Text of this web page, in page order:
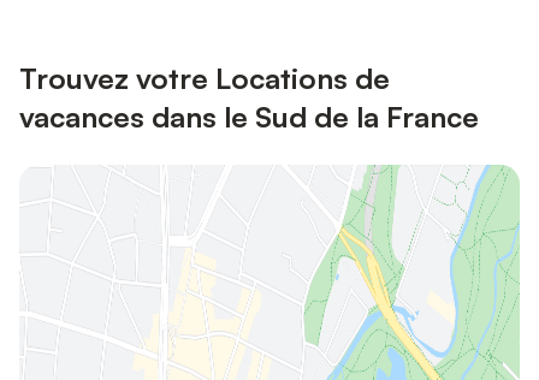
Trouvez votre Locations de
vacances dans le Sud de la France